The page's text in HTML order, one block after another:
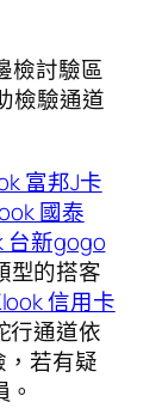
檢討驗區
檢驗通道
富邦J卡
國泰
台新gogo
型的搭客
信用卡
行通道依
，若有疑